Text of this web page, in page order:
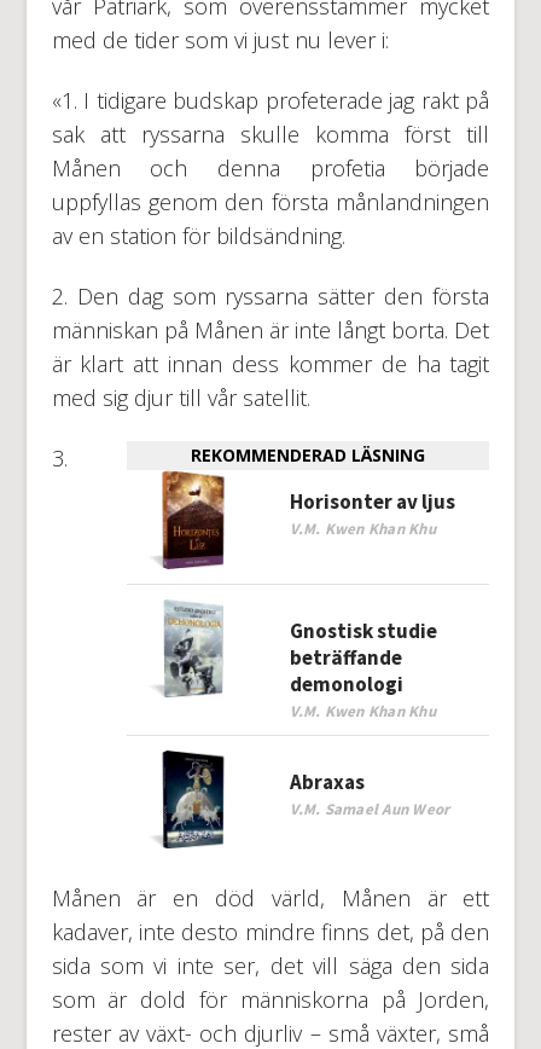
vår Patriark, som överensstämmer mycket
med de tider som vi just nu lever i:
«1. I tidigare budskap profeterade jag rakt på
sak att ryssarna skulle komma först till
Månen och denna profetia började
uppfyllas genom den första månlandningen
av en station för bildsändning.
2. Den dag som ryssarna sätter den första
människan på Månen är inte långt borta. Det
är klart att innan dess kommer de ha tagit
med sig djur till vår satellit.
REKOMMENDERAD LÄSNING
Horisonter av ljus
V.M. Kwen Khan Khu
Gnostisk studie
beträffande
demonologi
V.M. Kwen Khan Khu
Abraxas
V.M. Samael Aun Weor
3.
Månen är en död värld, Månen är ett
kadaver, inte desto mindre finns det, på den
sida som vi inte ser, det vill säga den sida
som är dold för människorna på Jorden,
rester av växt- och djurliv – små växter, små